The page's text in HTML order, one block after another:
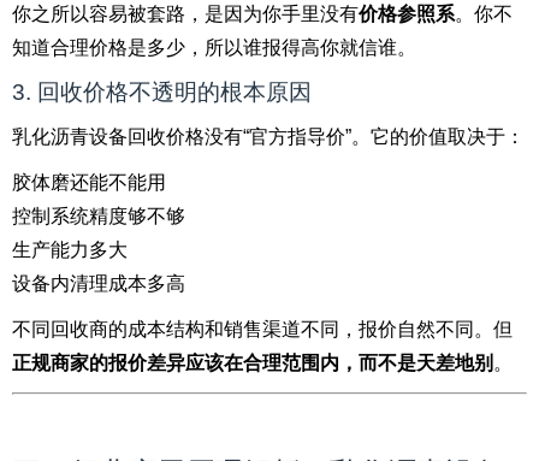
你之所以容易被套路，是因为你手里没有价格参照系。你不
知道合理价格是多少，所以谁报得高你就信谁。
3. 回收价格不透明的根本原因
乳化沥青设备回收价格没有“官方指导价”。它的价值取决于：
胶体磨还能不能用
控制系统精度够不够
生产能力多大
设备内清理成本多高
不同回收商的成本结构和销售渠道不同，报价自然不同。但
正规商家的报价差异应该在合理范围内，而不是天差地别 。